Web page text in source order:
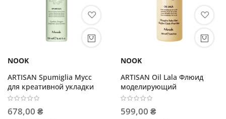
NOOK
ARTISAN Spumiglia Мусс
для креативной укладки
678,00 ₴
NOOK
ARTISAN Oil Lala Флюид
моделирующий
599,00 ₴